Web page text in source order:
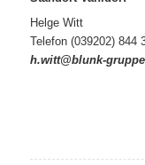
Helge Witt
Telefon (039202) 844
h.witt@blunk-